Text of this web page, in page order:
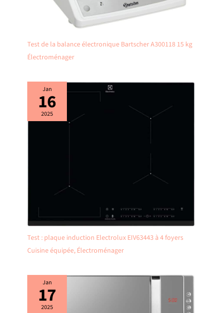
Test de la balance électronique Bartscher A300118 15 kg
Électroménager
Jan
16
2025
Test : plaque induction Electrolux EIV63443 à 4 foyers
Cuisine équipée, Électroménager
Jan
17
2025